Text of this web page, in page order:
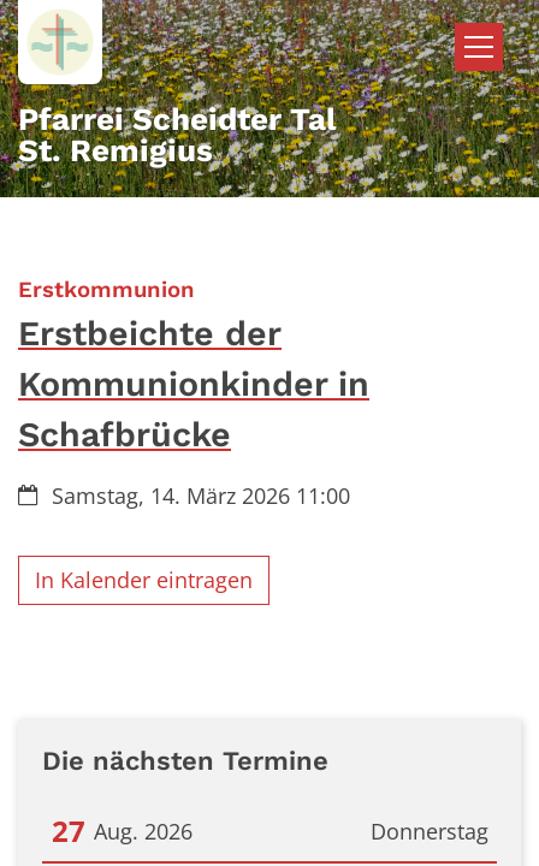
Zum Inhalt springen
Pfarrei Scheidter Tal
St. Remigius
Erstkommunion
Erstbeichte der
Kommunionkinder in
Schafbrücke
Datum:Samstag, 14. März 2026 11:00
In Kalender eintragen
Die nächsten Termine
Donnerstag
27 Aug. 2026